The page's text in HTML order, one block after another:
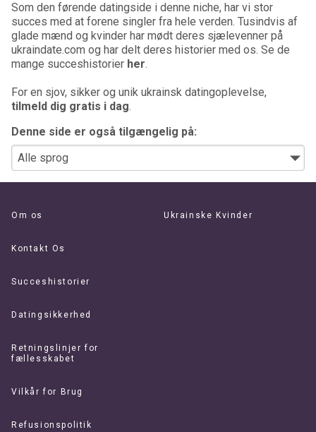
Som den førende datingside i denne niche, har vi stor
succes med at forene singler fra hele verden. Tusindvis af
glade mænd og kvinder har mødt deres sjælevenner på
ukraindate.com og har delt deres historier med os. Se de
mange succeshistorier her.
For en sjov, sikker og unik ukrainsk datingoplevelse,
tilmeld dig gratis i dag.
Denne side er også tilgængelig på:
Om os
Kontakt Os
Succeshistorier
Datingsikkerhed
Retningslinjer for
fællesskabet
Vilkår for Brug
Refusionspolitik
Ukrainske Kvinder